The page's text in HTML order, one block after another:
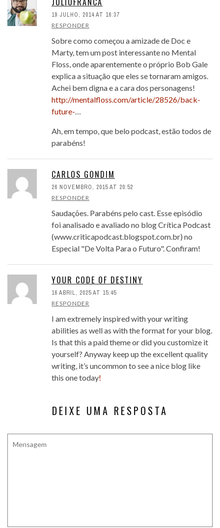
19 JULHO, 2014 AT 16:37
RESPONDER
Sobre como começou a amizade de Doc e
Marty, tem um post interessante no Mental
Floss, onde aparentemente o próprio Bob Gale
explica a situação que eles se tornaram amigos.
Achei bem digna e a cara dos personagens!
http://mentalfloss.com/article/28526/back-
future-…
Ah, em tempo, que belo podcast, estão todos de
parabéns!
CARLOS GONDIM
26 NOVEMBRO, 2015 AT 20:52
RESPONDER
Saudações. Parabéns pelo cast. Esse episódio
foi analisado e avaliado no blog Crítica Podcast
(www.criticapodcast.blogspot.com.br) no
Especial "De Volta Para o Futuro". Confiram!
YOUR CODE OF DESTINY
16 ABRIL, 2025 AT 15:45
RESPONDER
I am extremely inspired with your writing
abilities as well as with the format for your blog.
Is that this a paid theme or did you customize it
yourself? Anyway keep up the excellent quality
writing, it’s uncommon to see a nice blog like
this one today!
DEIXE UMA RESPOSTA